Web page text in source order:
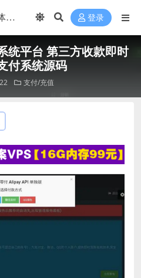
登录
统平台 第三方收款即时
付系统源码
支付/充值